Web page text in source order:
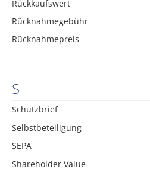
Rückkaufswert
Rücknahmegebühr
Rücknahmepreis
S
Schutzbrief
Selbstbeteiligung
SEPA
Shareholder Value